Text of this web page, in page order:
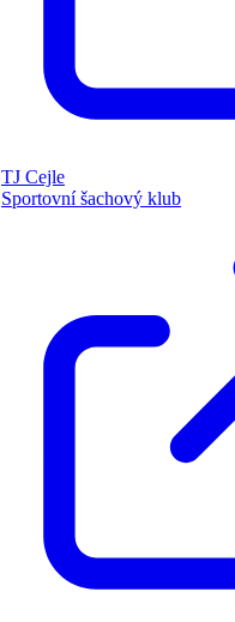
TJ Cejle
Sportovní šachový klub